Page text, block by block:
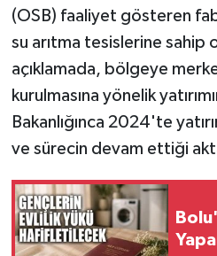
(OSB) faaliyet gösteren
su arıtma tesislerine sahip
açıklamada, bölgeye
kurulmasına yönelik
Bakanlığınca 2024'te
ve sürecin devam ettiği